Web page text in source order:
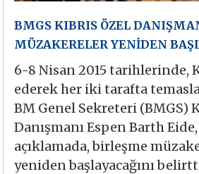
BMGS KIBRIS ÖZEL
MÜZAKERELER YENİDEN
6-8 Nisan 2015 tarihlerinde,
ederek her iki tarafta
BM Genel Sekreteri (BMGS)
Danışmanı Espen Barth Eide,
açıklamada, birleşme
yeniden başlayacağını